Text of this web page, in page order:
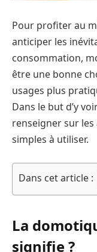
Pour profiter au
anticiper les
consommation,
être une bonne
usages plus
Dans le but d’y
renseigner sur
simples à utiliser.
Dans cet article :
La
signifie ?